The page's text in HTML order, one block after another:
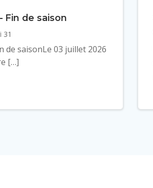
Fin de saison
31
de saisonLe 03 juillet 2026
[…]